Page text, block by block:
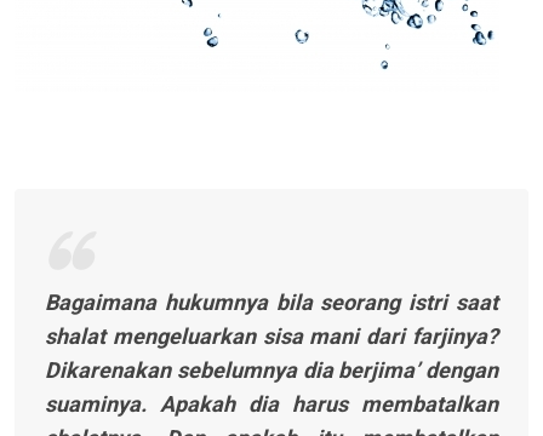
Bagaimana hukumnya bila seorang istri saat
shalat mengeluarkan sisa mani dari farjinya?
Dikarenakan sebelumnya dia berjima’ dengan
suaminya. Apakah dia harus membatalkan